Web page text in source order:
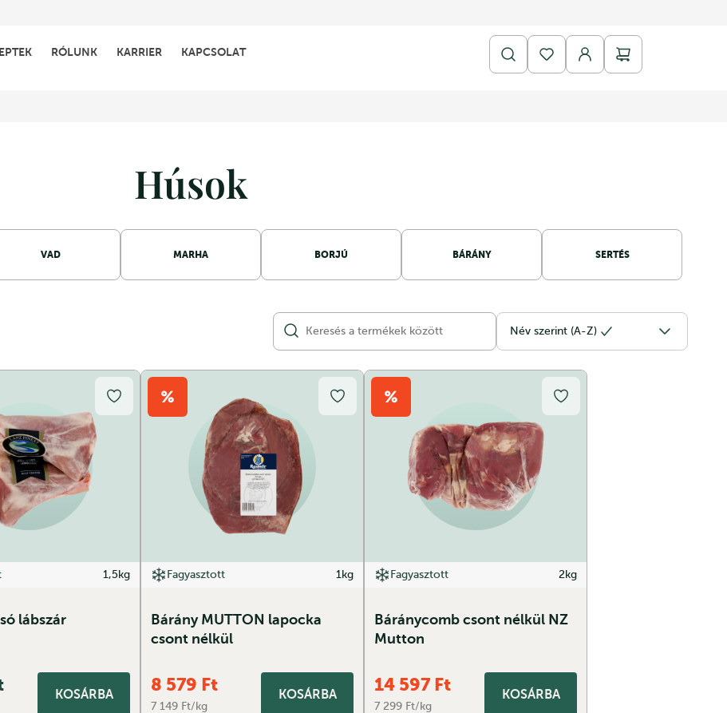
RÓLUNK KARRIER KAPCSOLAT
Húsok
VAD MARHA BORJÚ BÁRÁNY SERTÉS
Név szerint (A-Z)
1,5kg
lábszár
KOSÁRBA
Fagyasztott 1kg
Bárány MUTTON lapocka
csont nélkül
8 579 Ft
7 149 Ft/kg
KOSÁRBA
Fagyasztott 2kg
Báránycomb csont nélkül NZ
Mutton
14 597 Ft
7 299 Ft/kg
KOSÁRBA